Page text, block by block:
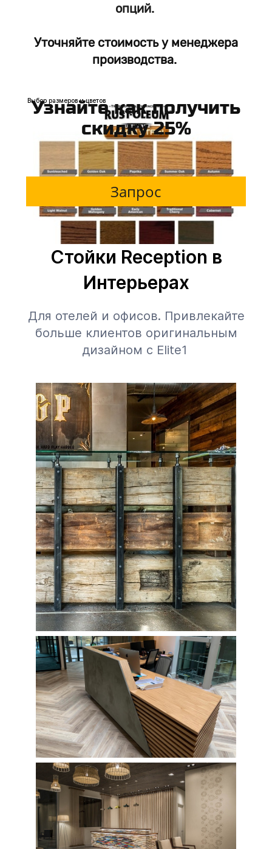
От 40000р. м.п
Выбор размеров и цветов
опций.
Уточняйте стоимость у менеджера
производства.
Узнайте как получить
скидку 25%
Запрос
Стойки Reception в
Интерьерах
Для отелей и офисов. Привлекайте
больше клиентов оригинальным
дизайном с Elite1